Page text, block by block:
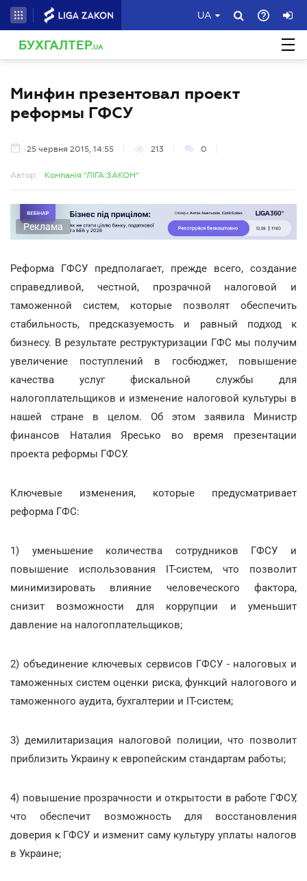
UA
БУХГАЛТЕР.UA
Минфин презентовал проект
реформы ГФСУ
25 червня 2015, 14:55 213 0
Автор: Компанія "ЛІГА:ЗАКОН"
Реклама
Реформа ГФСУ предполагает, прежде всего, создание
справедливой, честной, прозрачной налоговой и
таможенной систем, которые позволят обеспечить
стабильность, предсказуемость и равный подход к
бизнесу. В результате реструктуризации ГФС мы получим
увеличение поступлений в госбюджет, повышение
качества услуг фискальной службы для
налогоплательщиков и изменение налоговой культуры в
нашей стране в целом. Об этом заявила Министр
финансов Наталия Яресько во время презентации
проекта реформы ГФСУ.
Ключевые изменения, которые предусматривает
реформа ГФС:
1) уменьшение количества сотрудников ГФСУ и
повышение использования ІТ-систем, что позволит
минимизировать влияние человеческого фактора,
снизит возможности для коррупции и уменьшит
давление на налогоплательщиков;
2) объединение ключевых сервисов ГФСУ - налоговых и
таможенных систем оценки риска, функций налогового и
таможенного аудита, бухгалтерии и ІТ-систем;
3) демилитаризация налоговой полиции, что позволит
приблизить Украину к европейским стандартам работы;
4) повышение прозрачности и открытости в работе ГФСУ,
что обеспечит возможность для восстановления
доверия к ГФСУ и изменит саму культуру уплаты налогов
в Украине;